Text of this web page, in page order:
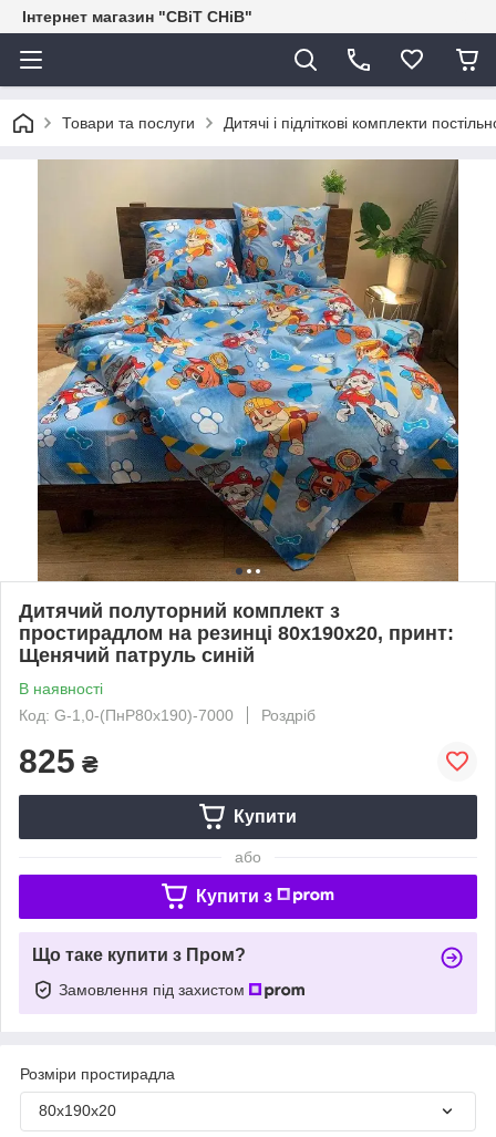
Інтернет магазин "СВіТ СНіВ"
Товари та послуги Дитячі і підліткові комплекти
Дитячий полуторний комплект з
простирадлом на резинці 80х190х20, принт:
Щенячий патруль синій
В наявності
Код: G-1,0-(ПнР80х190)-7000
Роздріб
825 ₴
Купити
або
Купити з
Що таке купити з Пром?
Замовлення під захистом
Розміри простирадла
80х190х20